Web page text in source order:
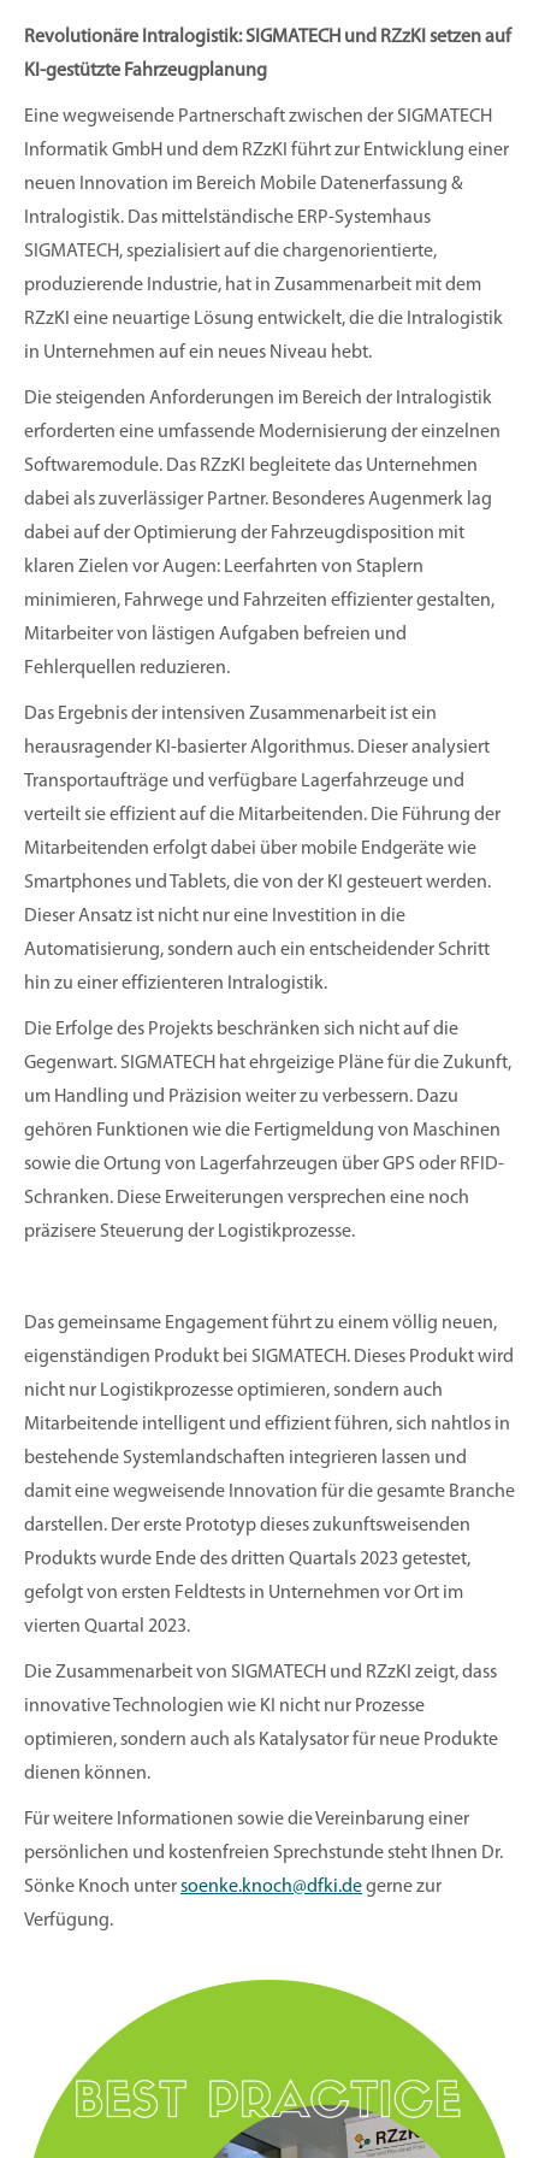
Revolutionäre Intralogistik: SIGMATECH und RZzKI setzen auf
KI-gestützte Fahrzeugplanung
Eine wegweisende Partnerschaft zwischen der SIGMATECH
Informatik GmbH und dem RZzKI führt zur Entwicklung einer
neuen Innovation im Bereich Mobile Datenerfassung &
Intralogistik. Das mittelständische ERP-Systemhaus
SIGMATECH, spezialisiert auf die chargenorientierte,
produzierende Industrie, hat in Zusammenarbeit mit dem
RZzKI eine neuartige Lösung entwickelt, die die Intralogistik
in Unternehmen auf ein neues Niveau hebt.
Die steigenden Anforderungen im Bereich der Intralogistik
erforderten eine umfassende Modernisierung der einzelnen
Softwaremodule. Das RZzKI begleitete das Unternehmen
dabei als zuverlässiger Partner. Besonderes Augenmerk lag
dabei auf der Optimierung der Fahrzeugdisposition mit
klaren Zielen vor Augen: Leerfahrten von Staplern
minimieren, Fahrwege und Fahrzeiten effizienter gestalten,
Mitarbeiter von lästigen Aufgaben befreien und
Fehlerquellen reduzieren.
Das Ergebnis der intensiven Zusammenarbeit ist ein
herausragender KI-basierter Algorithmus. Dieser analysiert
Transportaufträge und verfügbare Lagerfahrzeuge und
verteilt sie effizient auf die Mitarbeitenden. Die Führung der
Mitarbeitenden erfolgt dabei über mobile Endgeräte wie
Smartphones und Tablets, die von der KI gesteuert werden.
Dieser Ansatz ist nicht nur eine Investition in die
Automatisierung, sondern auch ein entscheidender Schritt
hin zu einer effizienteren Intralogistik.
Die Erfolge des Projekts beschränken sich nicht auf die
Gegenwart. SIGMATECH hat ehrgeizige Pläne für die Zukunft,
um Handling und Präzision weiter zu verbessern. Dazu
gehören Funktionen wie die Fertigmeldung von Maschinen
sowie die Ortung von Lagerfahrzeugen über GPS oder RFID-
Schranken. Diese Erweiterungen versprechen eine noch
präzisere Steuerung der Logistikprozesse.
Das gemeinsame Engagement führt zu einem völlig neuen,
eigenständigen Produkt bei SIGMATECH. Dieses Produkt wird
nicht nur Logistikprozesse optimieren, sondern auch
Mitarbeitende intelligent und effizient führen, sich nahtlos in
bestehende Systemlandschaften integrieren lassen und
damit eine wegweisende Innovation für die gesamte Branche
darstellen. Der erste Prototyp dieses zukunftsweisenden
Produkts wurde Ende des dritten Quartals 2023 getestet,
gefolgt von ersten Feldtests in Unternehmen vor Ort im
vierten Quartal 2023.
Die Zusammenarbeit von SIGMATECH und RZzKI zeigt, dass
innovative Technologien wie KI nicht nur Prozesse
optimieren, sondern auch als Katalysator für neue Produkte
dienen können.
Für weitere Informationen sowie die Vereinbarung einer
persönlichen und kostenfreien Sprechstunde steht Ihnen Dr.
Sönke Knoch untersoenke.knoch@dfki.degerne zur
Verfügung.